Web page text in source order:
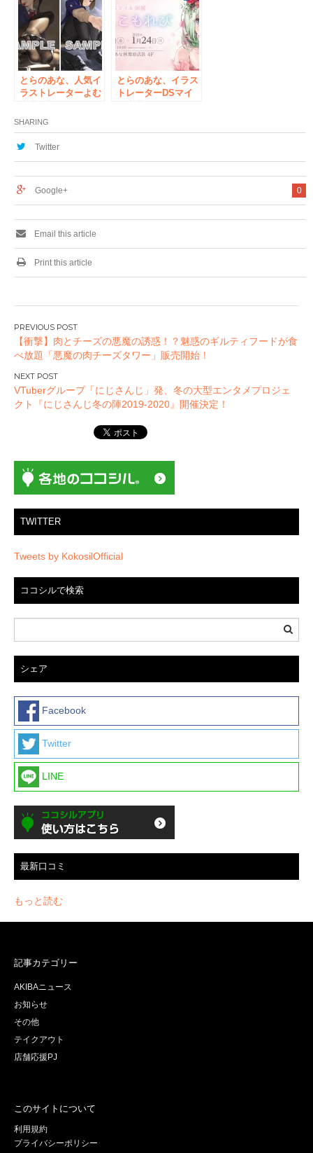
を、秋葉原・池袋・
名古屋で開催！
とらのあな、人気イ
ラストレーターよむ
展『よむ展５』を、
12月6日より秋葉原
で開催！
とらのあな、イラス
トレーターDSマイ
こもれび』を、秋葉
SHARING
Twitter
0
Google+
Email this article
Print this article
投
稿
ナ
ビ
ゲ
ン
【衝撃】肉とチーズの悪魔の誘惑！？魅惑のギルティフードが食
べ放題「悪魔の肉チーズタワー」販売開始！
VTuberグループ「にじさんじ」発、冬の大型エンタメプロジェ
クト『にじさんじ冬の陣2019-2020』開催決定！
TWITTER
Tweets by KokosilOfficial
ココシルで検索
シェア
Facebook
Twitter
LINE
最新口コミ
もっと読む
記事カテゴリー
AKIBAニュース
お知らせ
その他
テイクアウト
店舗応援PJ
このサイトについて
利用規約
プライバシーポリシー